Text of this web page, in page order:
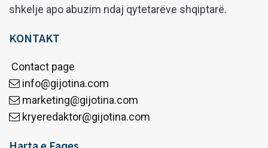
shkelje apo abuzim ndaj qytetarëve shqiptarë.
KONTAKT
Contact page
info@gijotina.com
marketing@gijotina.com
kryeredaktor@gijotina.com